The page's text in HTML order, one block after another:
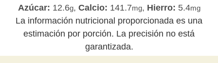
Azúcar: 12.6g, Calcio: 141.7mg, Hierro: 5.4mg
La información nutricional proporcionada es una
estimación por porción. La precisión no está
garantizada.